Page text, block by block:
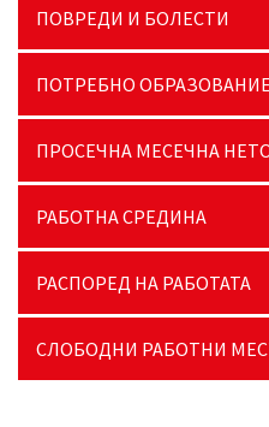
ПОВРЕДИ И БОЛЕСТИ
ПОТРЕБНО ОБРАЗОВАНИЕ
ПРОСЕЧНА МЕСЕЧНА
РАБОТНА СРЕДИНА
РАСПОРЕД НА РАБОТАТА
СЛОБОДНИ РАБОТНИ